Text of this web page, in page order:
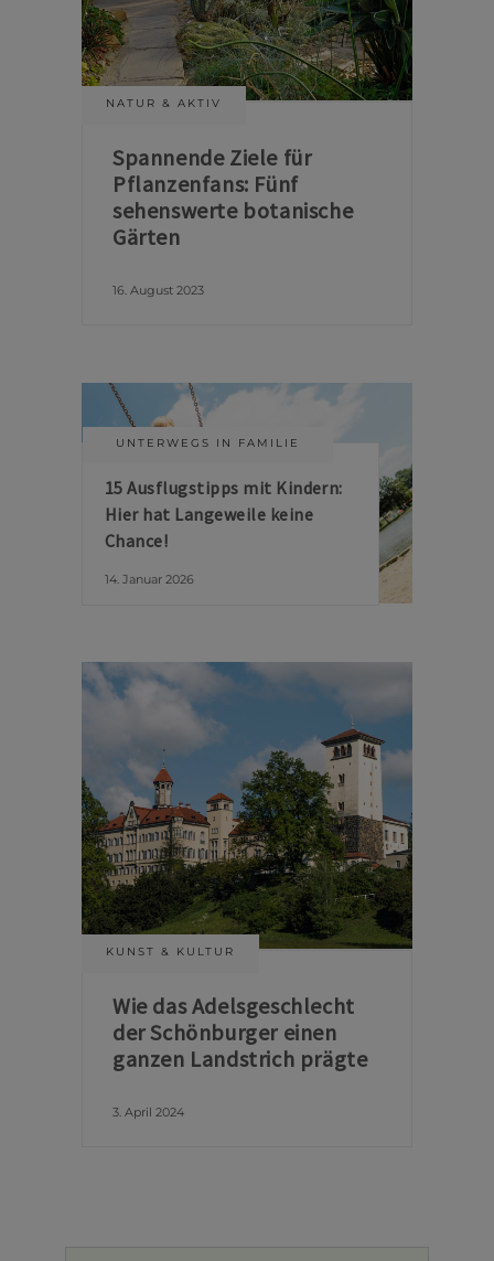
NATUR & AKTIV
Spannende Ziele für
Pflanzenfans: Fünf
sehenswerte botanische
Gärten
16. August 2023
UNTERWEGS IN FAMILIE
15 Ausflugstipps mit Kindern:
Hier hat Langeweile keine
Chance!
14. Januar 2026
KUNST & KULTUR
Wie das Adelsgeschlecht
der Schönburger einen
ganzen Landstrich prägte
3. April 2024